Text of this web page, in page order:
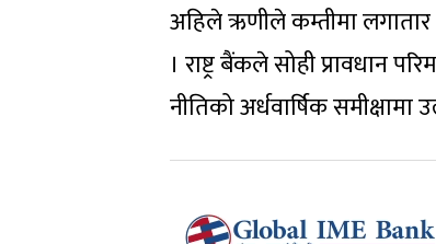
अहिले ऋणीले कम्तीमा लगातार
। राष्ट्र बैंकले सोही प्रावधान
नीतिको अर्धवार्षिक